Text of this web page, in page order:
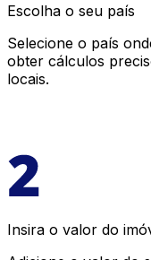
Escolha o seu país
Selecione o país
obter cálculos
locais.
Insira o valor do